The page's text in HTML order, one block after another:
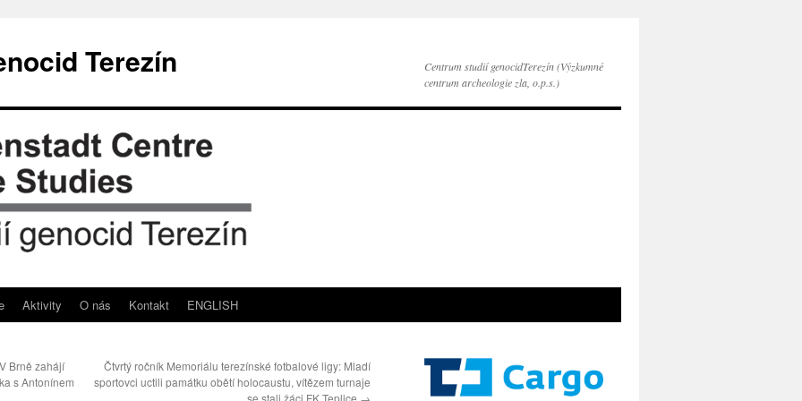
Terezín
Centrum studií genocidTerezín (Výzkumné
centrum archeologie zla, o.p.s.)
Aktivity O nás Kontakt ENGLISH
Brně zahájí
s Antonínem
Čtvrtý ročník Memoriálu terezínské fotbalové ligy: Mladí
sportovci uctili památku obětí holocaustu, vítězem turnaje
se stali žáci FK Teplice →